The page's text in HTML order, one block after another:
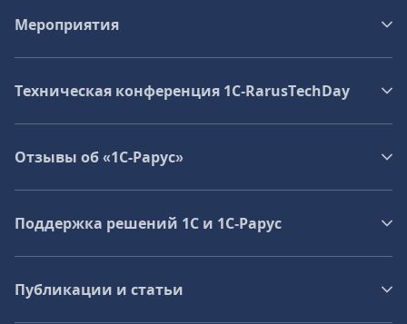
Мероприятия
Техническая конференция 1C‑RarusTechDay
Отзывы об «1С-Рарус»
Поддержка решений 1С и 1С‑Рарус
Публикации и статьи